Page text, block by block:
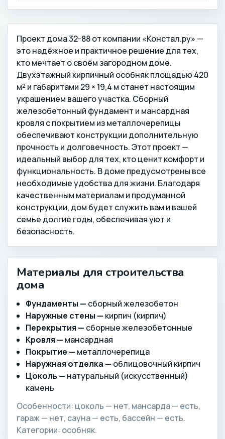
Проект дома 32-88 от компании «Констал.ру» —
это надёжное и практичное решение для тех,
кто мечтает о своём загородном доме.
Двухэтажный кирпичный особняк площадью 420
м² и габаритами 29 × 19,4 м станет настоящим
украшением вашего участка. Сборный
железобетонный фундамент и мансардная
кровля с покрытием из металлочерепицы
обеспечивают конструкции дополнительную
прочность и долговечность. Этот проект —
идеальный выбор для тех, кто ценит комфорт и
функциональность. В доме предусмотрены все
необходимые удобства для жизни. Благодаря
качественным материалам и продуманной
конструкции, дом будет служить вам и вашей
семье долгие годы, обеспечивая уют и
безопасность.
Материалы для строительства
дома
Фундаменты — сборный железобетон
Наружные стены — кирпич (кирпич)
Перекрытия — сборные железобетонные
Кровля — мансардная
Покрытие — металлочерепица
Наружная отделка — облицовочный кирпич
Цоколь — натуральный (искусственный)
камень
Особенности: цоколь — нет, мансарда — есть,
гараж — нет, сауна — есть, бассейн — есть.
Категории: особняк.